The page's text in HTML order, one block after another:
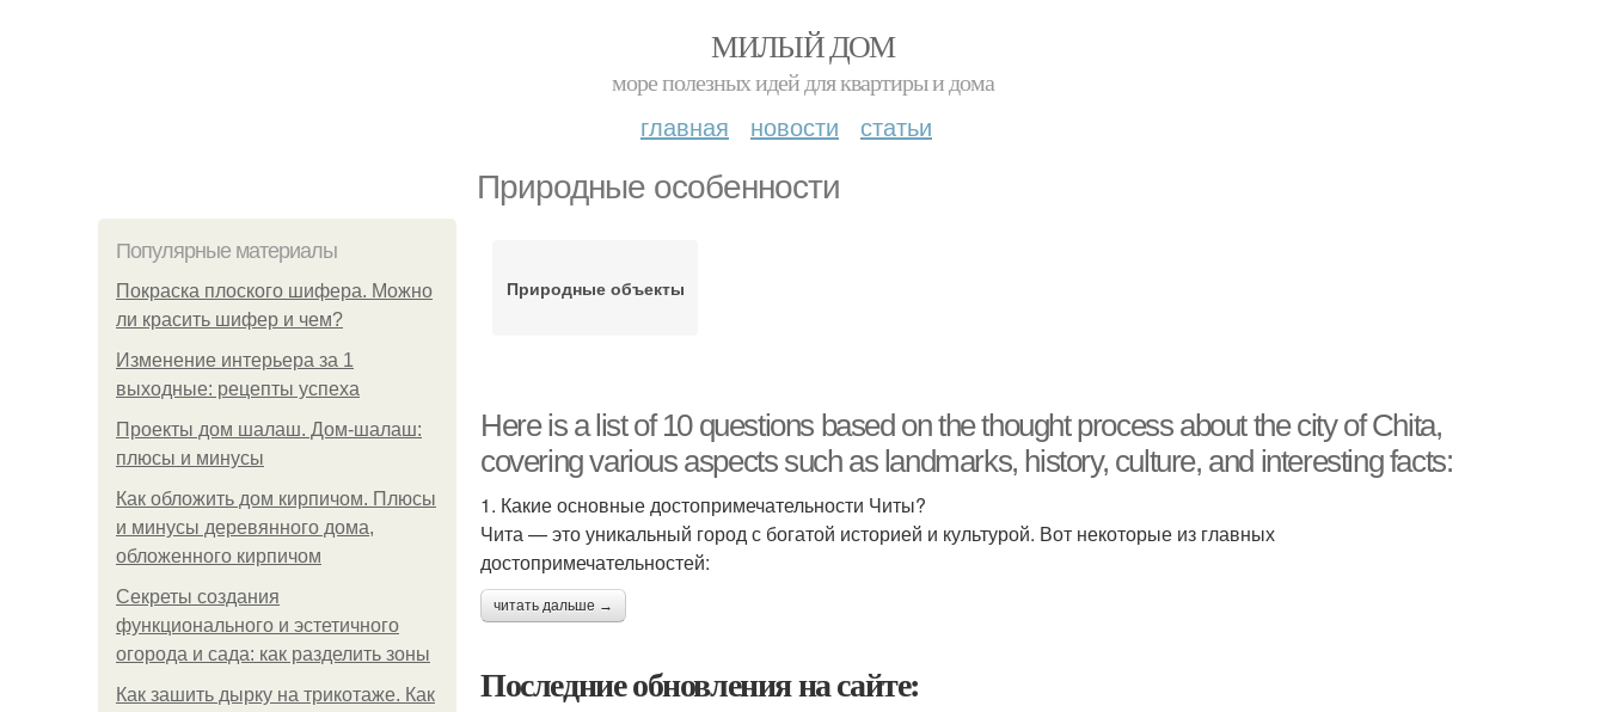
МИЛЫЙ ДОМ
море полезных идей для квартиры и дома
главная новости статьи
Природные особенности
Популярные материалы
Покраска плоского шифера. Можно
ли красить шифер и чем?
Изменение интерьера за 1
выходные: рецепты успеха
Проекты дом шалаш. Дом-шалаш:
плюсы и минусы
Как обложить дом кирпичом. Плюсы
и минусы деревянного дома,
обложенного кирпичом
Секреты создания
функционального и эстетичного
огорода и сада: как разделить зоны
Как зашить дырку на трикотаже. Как
Природные объекты
Here is a list of 10 questions based on the thought process about the city of Chita,
covering various aspects such as landmarks, history, culture, and interesting facts:
1. Какие основные достопримечательности Читы?
Чита — это уникальный город с богатой историей и культурой. Вот некоторые из главных
достопримечательностей:
читать дальше →
Последние обновления на сайте: